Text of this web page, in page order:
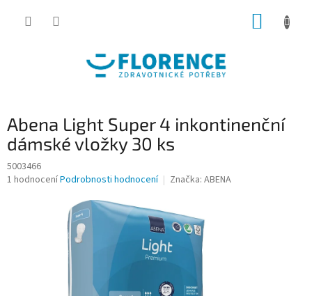
Abena Light Super 4 inkontinenční
dámské vložky 30 ks
5003466
Průměrné
1 hodnoceníPodrobnosti hodnocení Značka: ABENA